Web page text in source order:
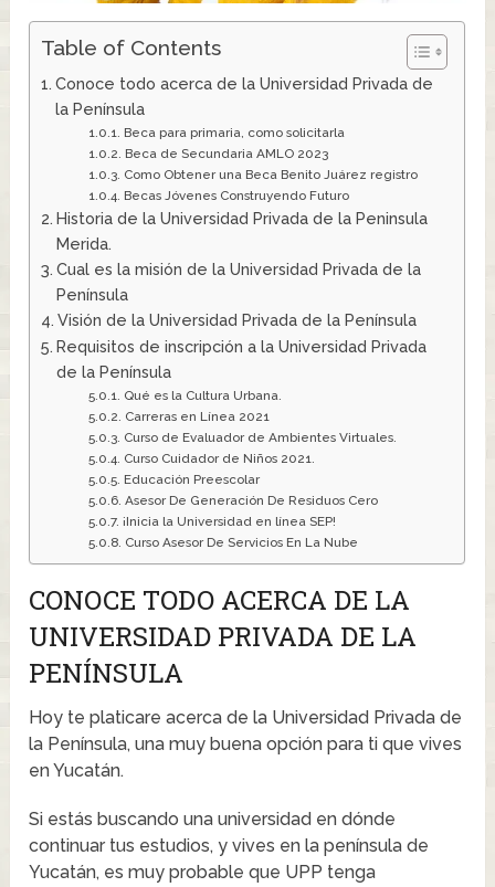
Table of Contents
Conoce todo acerca de la Universidad Privada de
la Península
Beca para primaria, como solicitarla
Beca de Secundaria AMLO 2023
Como Obtener una Beca Benito Juárez registro
Becas Jóvenes Construyendo Futuro
Historia de la Universidad Privada de la Peninsula
Merida.
Cual es la misión de la Universidad Privada de la
Península
Visión de la Universidad Privada de la Península
Requisitos de inscripción a la Universidad Privada
de la Península
Qué es la Cultura Urbana.
Carreras en Línea 2021
Curso de Evaluador de Ambientes Virtuales.
Curso Cuidador de Niños 2021.
Educación Preescolar
Asesor De Generación De Residuos Cero
¡Inicia la Universidad en línea SEP!
Curso Asesor De Servicios En La Nube
CONOCE TODO ACERCA DE LA
UNIVERSIDAD PRIVADA DE LA
PENÍNSULA
Hoy te platicare acerca de la Universidad Privada de
la Península, una muy buena opción para ti que vives
en Yucatán.
Si estás buscando una universidad en dónde
continuar tus estudios, y vives en la península de
Yucatán, es muy probable que UPP tenga